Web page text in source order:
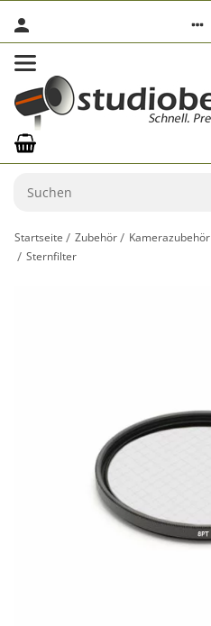
Startseite Zubehör Kamerazubehör
Sternfilter